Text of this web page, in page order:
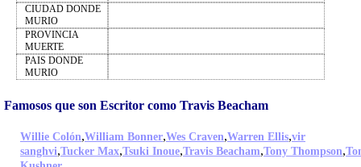
CIUDAD DONDE
MURIO
PROVINCIA
MUERTE
PAIS DONDE
MURIO
Famosos que son Escritor como Travis Beacham
Willie Colón,William Bonner,Wes Craven,Warren Ellis,vir
sanghvi,Tucker Max,Tsuki Inoue,Travis Beacham,Tony Thompson,